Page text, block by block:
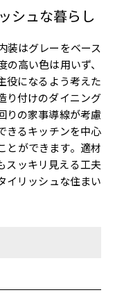
シュな暮らし
装はグレーをベース
高い色は用いず、
役になるよう考えた
り付けのダイニング
りの家事導線が考慮
きるキッチンを中心
とができます。適材
スッキリ見える工夫
イリッシュな住まい